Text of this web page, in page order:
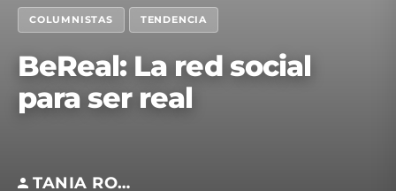
COLUMNISTAS TENDENCIA
BeReal: La red social
para ser real
TANIA RODRÍGUEZ BECERRIL